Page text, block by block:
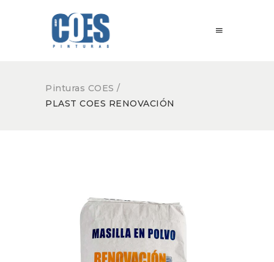
Pinturas COES /
PLAST COES RENOVACIÓN